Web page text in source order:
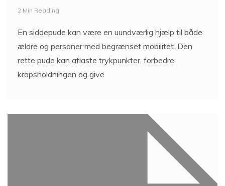
2 Min Reading
En siddepude kan være en uundværlig hjælp til både
ældre og personer med begrænset mobilitet. Den
rette pude kan aflaste trykpunkter, forbedre
kropsholdningen og give